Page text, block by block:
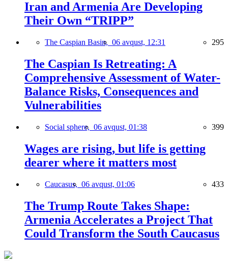
Iran and Armenia Are Developing
Their Own “TRIPP”
The Caspian Basin, 06 avqust, 12:31 295
The Caspian Is Retreating: A
Comprehensive Assessment of Water-
Balance Risks, Consequences and
Vulnerabilities
Social sphere, 06 avqust, 01:38 399
Wages are rising, but life is getting
dearer where it matters most
Caucasus, 06 avqust, 01:06 433
The Trump Route Takes Shape:
Armenia Accelerates a Project That
Could Transform the South Caucasus